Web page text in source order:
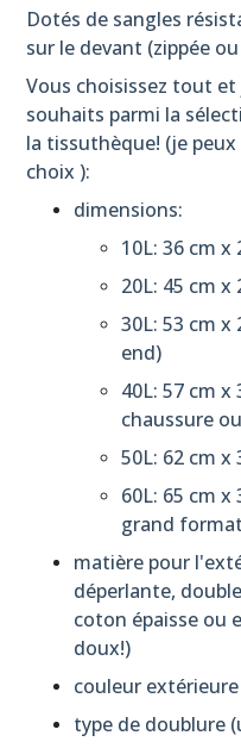
Dotés de sangles
sur le devant (zippée
Vous choisissez tout et
souhaits parmi la
la tissuthèque! (je
choix ):
dimensions:
10L: 36 cm
20L: 45 cm x
30L: 53 cm
end)
40L: 57 cm x
chaussure
50L: 62 cm
60L: 65 cm
grand
matière pour
déperlante,
coton épaisse ou
doux!)
couleur extérieure
type de doublure
SAC
POLOCHON
EN
GAZE
MATELASSEE
(1)
Polochon
en
Coton
Epaisse
pour
polochons